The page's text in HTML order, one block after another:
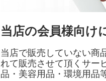
当店の会員様向け
当店で販売していない商
れて販売させて頂くサー
品・美容用品・環境用品